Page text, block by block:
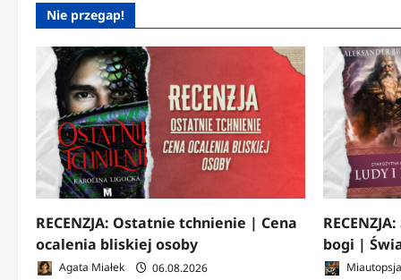
Nie przegap!
RECENZJA: Ostatnie tchnienie | Cena
ocalenia bliskiej osoby
Agata Miałek 06.08.2026
bogi |
Miautopsja